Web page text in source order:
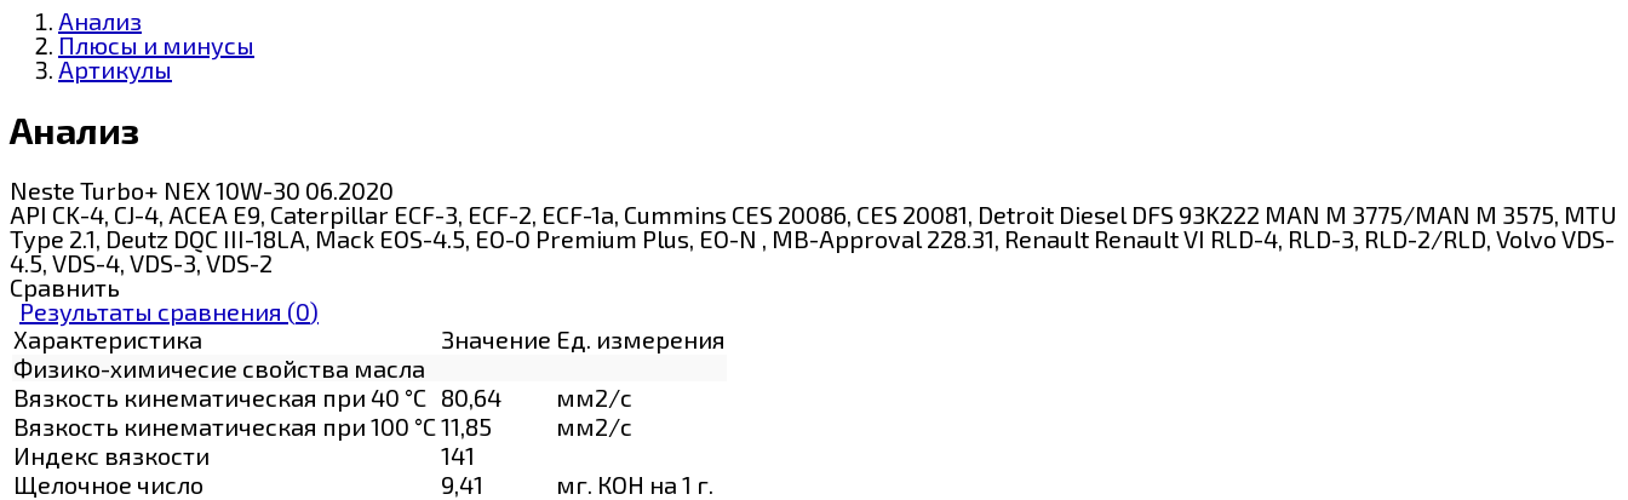
Анализ
Плюсы и минусы
Артикулы
Анализ
Neste Turbo+ NEX 10W-30 06.2020
API CK-4, CJ-4, ACEA E9, Caterpillar ECF-3, ECF-2, ECF-1a, Cummins CES 20086, CES 20081, Detroit Diesel DFS 93K222 MAN M 3775/MAN M 3575, MTU
Type 2.1, Deutz DQC III-18LA, Mack EOS-4.5, EO-O Premium Plus, EO-N , MB-Approval 228.31, Renault Renault VI RLD-4, RLD-3, RLD-2/RLD, Volvo VDS-
4.5, VDS-4, VDS-3, VDS-2
Сравнить
Результаты сравнения (0)
Характеристика
Значение Ед. измерения
Физико-химичесие свойства масла
Вязкость кинематическая при 40 °С 80,64
мм2/с
Вязкость кинематическая при 100 °С 11,85
мм2/с
Индекс вязкости
141
Щелочное число
9,41
мг. КОН на 1 г.